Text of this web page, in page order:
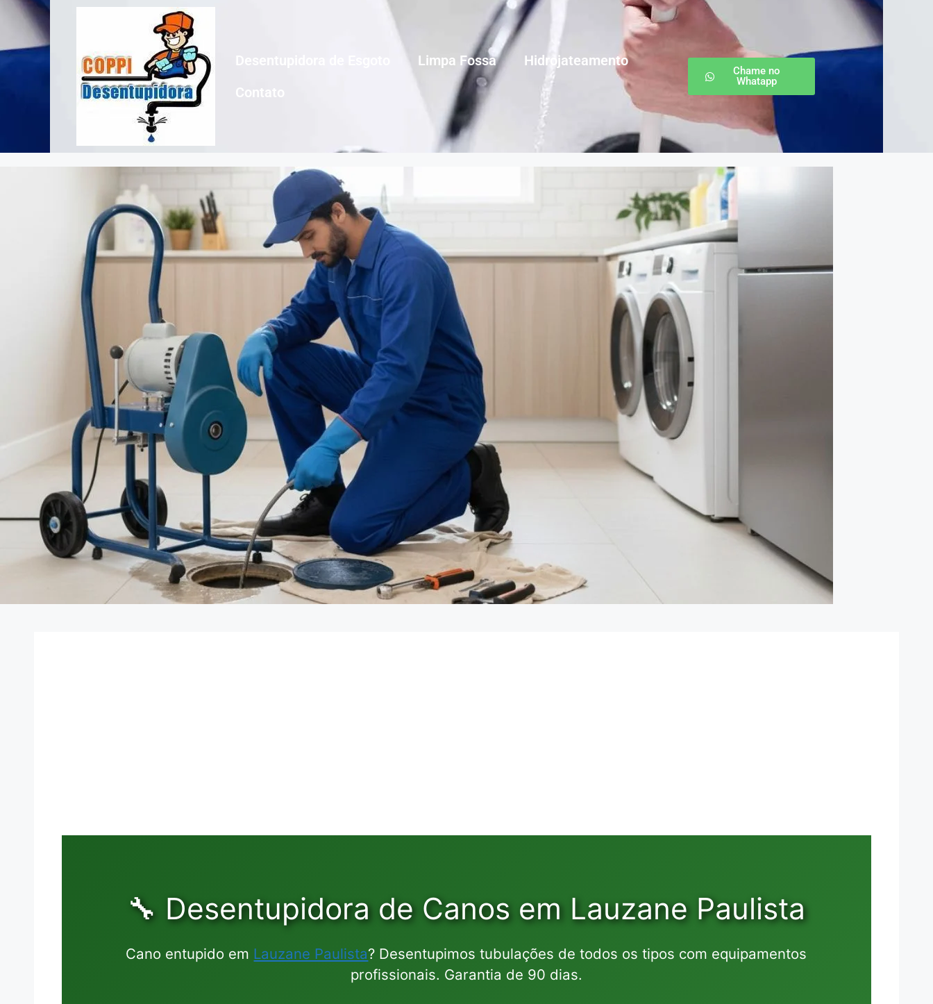
Limpa Fossa
Hidrojateamento
Chame no
Whatapp
🔧 Desentupidora de Canos em Lauzane Paulista
Cano entupido em Lauzane Paulista? Desentupimos tubulações de todos os tipos com equipamentos
profissionais. Garantia de 90 dias.